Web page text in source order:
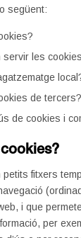
següent:
servir les
de tercers?
de cookies i
petits fitxers
i que
per